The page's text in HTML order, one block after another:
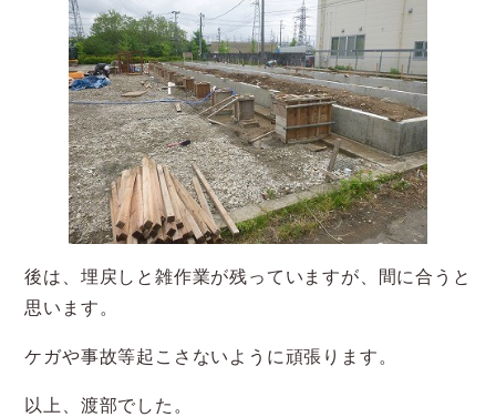
後は、埋戻しと雑作業が残っていますが、間に合うと
思います。
ケガや事故等起こさないように頑張ります。
以上、渡部でした。